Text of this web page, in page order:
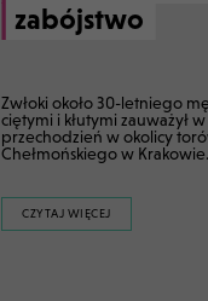
zabójstwo
Zwłoki około 30-letniego
ciętymi i kłutymi zauważył
przechodzień w okolicy
Chełmońskiego w Krakowie.
CZYTAJ WIĘCEJ